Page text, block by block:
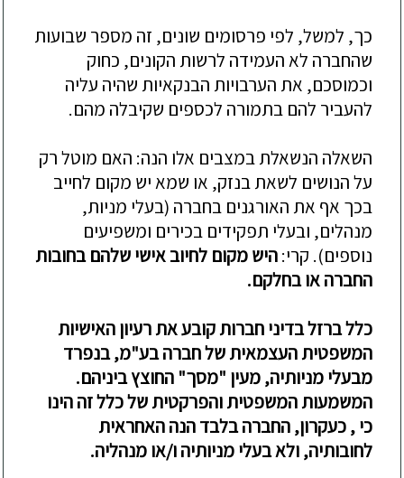
כך, למשל, לפי פרסומים שונים, זה מספר שבועות
שהחברה לא העמידה לרשות הקונים, כחוק
וכמוסכם, את הערבויות הבנקאיות שהיה עליה
להעביר להם בתמורה לכספים שקיבלה מהם.
השאלה הנשאלת במצבים אלו הנה: האם מוטל רק
על הנושים לשאת בנזק, או שמא יש מקום לחייב
בכך אף את האורגנים בחברה (בעלי מניות,
מנהלים, ובעלי תפקידים בכירים ומשפיעים
נוספים). קרי:היש מקום לחיוב אישי שלהם בחובות
החברה או בחלקם.
כלל ברזל בדיני חברות קובע את רעיון האישיות
המשפטית העצמאית של חברה בע"מ, בנפרד
מבעלימניותיה, מעין "מסך" החוצץ ביניהם.
המשמעות המשפטית והפרקטית של כלל זה הינו
כי,כעקרון,החברה בלבד הנה האחראית
לחובותיה,ולא בעלי מניותיה ו/או מנהליה.